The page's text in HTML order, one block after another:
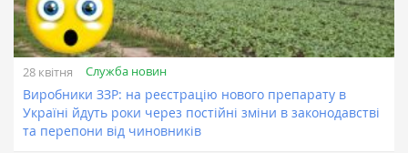
28 квітня Служба новин
Виробники ЗЗР: на реєстрацію нового препарату в
Україні йдуть роки через постійні зміни в законодавстві
та перепони від чиновників